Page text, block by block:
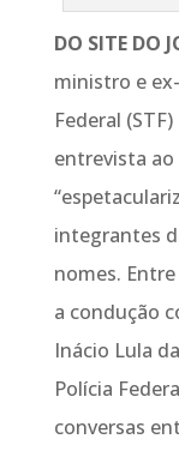
DO SITE DO
ministro e
Federal
entrevista ao
integrantes
nomes.
a condução
Inácio Lula
Polícia
conversas